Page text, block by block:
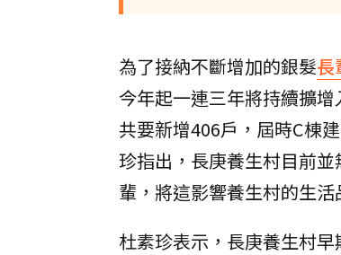
為了接納不斷增加的銀髮長
今年起一連三年將持續擴增
共要新增406戶，屆時C棟
珍指出，長庚養生村目前
輩，將這影響養生村的生活
杜素珍表示，長庚養生村